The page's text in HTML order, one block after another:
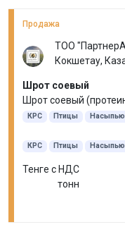
Продажа
ТОО
Кокшетау,
Шрот соевый
Шрот соевый
КРС Птицы Насыпью
КРС Птицы Насыпью
Тенге с НДС
тонн